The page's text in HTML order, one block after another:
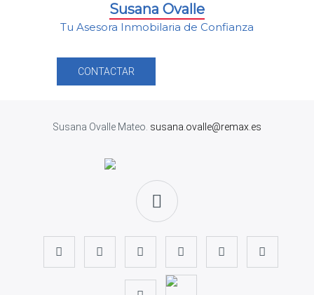
Susana Ovalle
Tu Asesora Inmobilaria de Confianza
CONTACTAR
Susana Ovalle Mateo. susana.ovalle@remax.es